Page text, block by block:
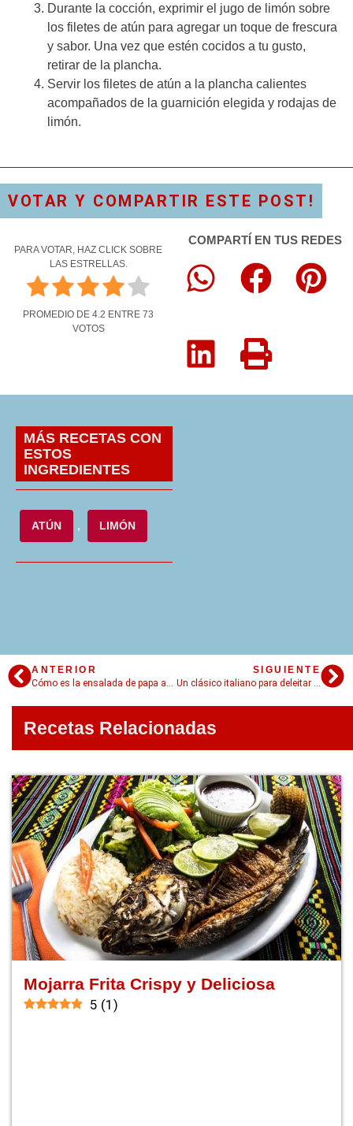
Durante la cocción, exprimir el jugo de limón sobre
los filetes de atún para agregar un toque de frescura
y sabor. Una vez que estén cocidos a tu gusto,
retirar de la plancha.
Servir los filetes de atún a la plancha calientes
acompañados de la guarnición elegida y rodajas de
limón.
VOTAR Y COMPARTIR ESTE POST!
PARA VOTAR, HAZ CLICK SOBRE
LAS ESTRELLAS.
PROMEDIO DE 4.2 ENTRE 73
VOTOS
COMPARTÍ EN TUS REDES
MÁS RECETAS CON
ESTOS
INGREDIENTES
ATÚN , LIMÓN
ANTERIOR
Cómo es la ensalada de papa americana, el sabor tradicional de Estados Unidos
SIGUIENTE
Un clásico italiano para deleitar el paladar: macarrones con tomate
Recetas Relacionadas
Mojarra Frita Crispy y Deliciosa
5 (1 )